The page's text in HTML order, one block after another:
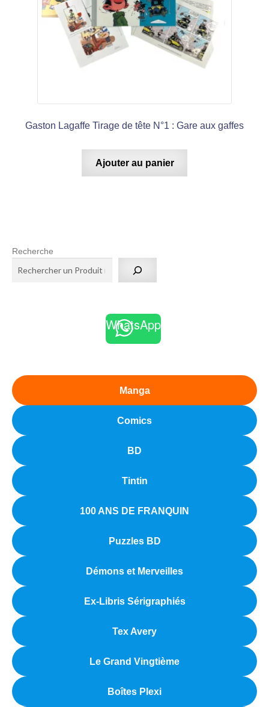
Gaston Lagaffe Tirage de tête N°1 : Gare aux gaffes
Ajouter au panier
Recherche
WhatsApp
Manga
Comics
BD
Tintin
100 ANS DE FRANQUIN
Puzzles BD
Démons et Merveilles
Ex-Libris Sérigraphiés
Tex Avery
Le Grand Vingtième
Boîtes Plexi